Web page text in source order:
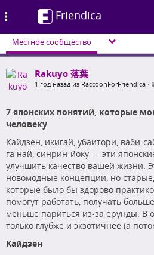
Friendica
Местное сообщество
Rakuyo 落葉
1 год назад из RaccoonForFriendica •
7 японских понятий, которые
человеку
Кайдзен, икигай, убаитори, ваби-
га най, синрин-йоку — эти
улучшить качество вашей жизни.
новомодные концепции, но
которые было бы здорово
помогут работать, получать
меньше париться из-за ерунды. В
только глубже и экзотичнее (а
Кайдзен